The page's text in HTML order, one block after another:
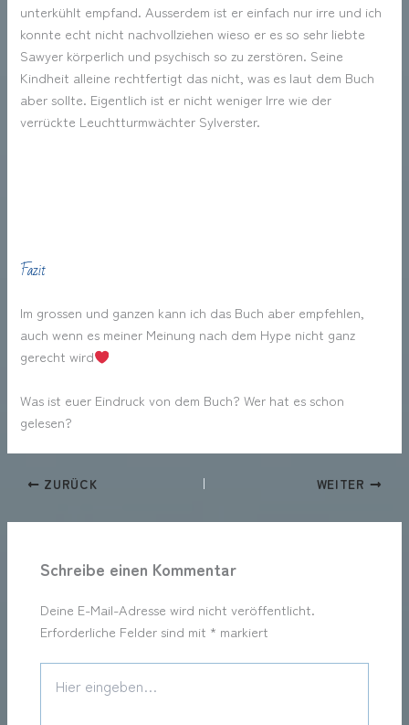
unterkühlt empfand. Ausserdem ist er einfach nur irre und ich
konnte echt nicht nachvollziehen wieso er es so sehr liebte
Sawyer körperlich und psychisch so zu zerstören. Seine
Kindheit alleine rechtfertigt das nicht, was es laut dem Buch
aber sollte. Eigentlich ist er nicht weniger Irre wie der
verrückte Leuchtturmwächter Sylverster.
Fazit
Im grossen und ganzen kann ich das Buch aber empfehlen,
auch wenn es meiner Meinung nach dem Hype nicht ganz
gerecht wird
Was ist euer Eindruck von dem Buch? Wer hat es schon
gelesen?
ZURÜCK WEITER
Schreibe einen Kommentar
Deine E-Mail-Adresse wird nicht veröffentlicht.
Erforderliche Felder sind mit * markiert
eingeben…